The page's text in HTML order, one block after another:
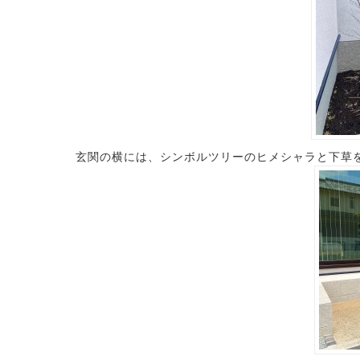
玄関の横には、シンボルツリーのヒメシャラと下草